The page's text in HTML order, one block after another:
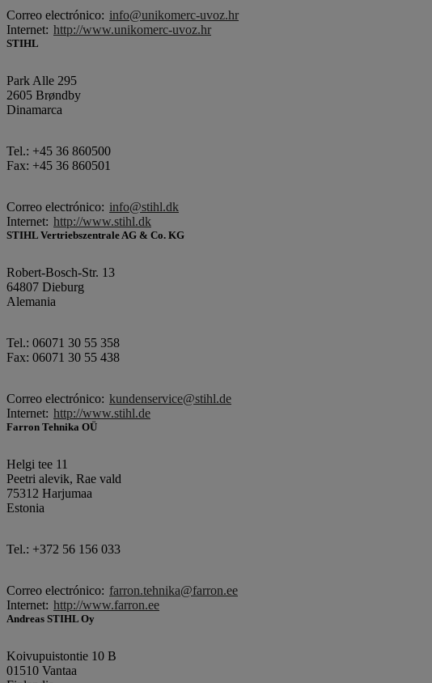
Correo electrónico: info@unikomerc-uvoz.hr
Internet: http://www.unikomerc-uvoz.hr
STIHL
Park Alle 295
2605 Brøndby
Dinamarca
Tel.: +45 36 860500
Fax: +45 36 860501
Correo electrónico: info@stihl.dk
Internet: http://www.stihl.dk
STIHL Vertriebszentrale AG & Co. KG
Robert-Bosch-Str. 13
64807 Dieburg
Alemania
Tel.: 06071 30 55 358
Fax: 06071 30 55 438
Correo electrónico: kundenservice@stihl.de
Internet: http://www.stihl.de
Farron Tehnika OÜ
Helgi tee 11
Peetri alevik, Rae vald
75312 Harjumaa
Estonia
Tel.: +372 56 156 033
Correo electrónico: farron.tehnika@farron.ee
Internet: http://www.farron.ee
Andreas STIHL Oy
Koivupuistontie 10 B
01510 Vantaa